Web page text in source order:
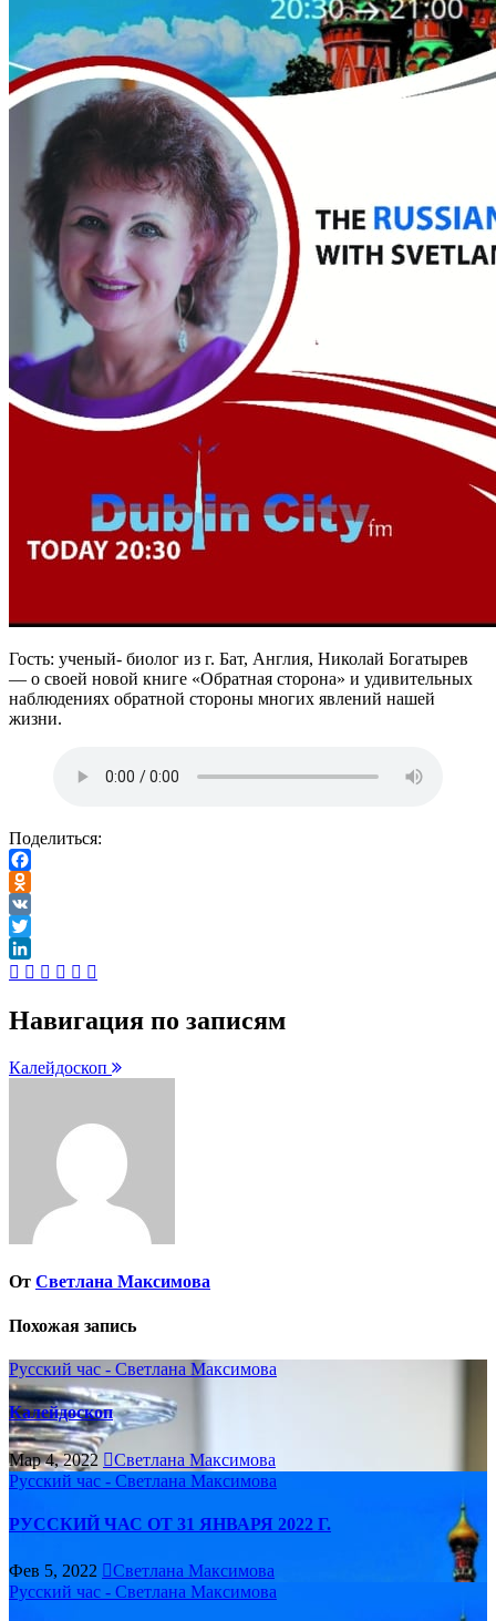
Гость: ученый- биолог из г. Бат, Англия, Николай Богатырев
— о своей новой книге «Обратная сторона» и удивительных
наблюдениях обратной стороны многих явлений нашей
жизни.
Поделиться:
Facebook
Odnoklassniki
VK
Twitter
LinkedIn
Навигация по записям
Калейдоскоп
От Светлана Максимова
Похожая запись
Русский час - Светлана Максимова
Калейдоскоп
Мар 4, 2022
Светлана Максимова
Русский час - Светлана Максимова
РУССКИЙ ЧАС ОТ 31 ЯНВАРЯ 2022 Г.
Фев 5, 2022
Светлана Максимова
Русский час - Светлана Максимова